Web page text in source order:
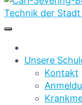
Unsere
Kontakt